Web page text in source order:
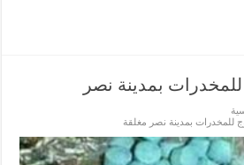
بمدينة نصر
بمدينة نصر مغلقة